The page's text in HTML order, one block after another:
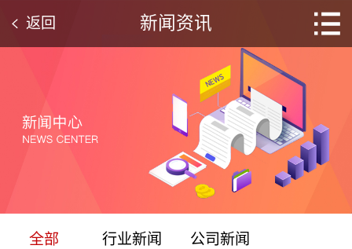
新闻资讯
返回
全部 行业新闻 公司新闻